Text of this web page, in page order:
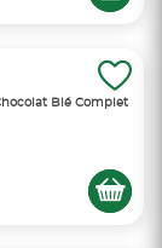
Blé Complet